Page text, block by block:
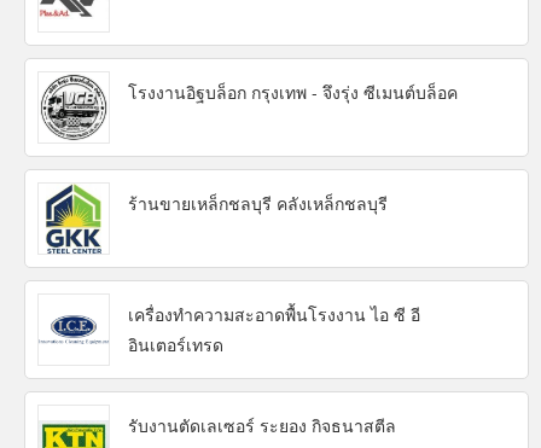
โรงงานอิฐบล็อก กรุงเทพ - จึงรุ่ง ซีเมนต์บล็อค
ร้านขายเหล็กชลบุรี คลังเหล็กชลบุรี
เครื่องทำความสะอาดพื้นโรงงาน ไอ ซี อี
อินเตอร์เทรด
รับงานตัดเลเซอร์ ระยอง กิจธนาสตีล